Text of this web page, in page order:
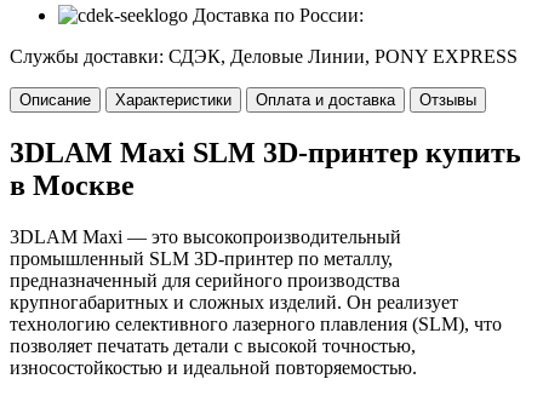
Доставка по России:
Службы доставки: СДЭК, Деловые Линии, PONY EXPRESS
Описание Характеристики Оплата и доставка Отзывы
3DLAM Maxi SLM 3D-принтер купить
в Москве
3DLAM Maxi — это высокопроизводительный
промышленный SLM 3D-принтер по металлу,
предназначенный для серийного производства
крупногабаритных и сложных изделий. Он реализует
технологию селективного лазерного плавления (SLM), что
позволяет печатать детали с высокой точностью,
износостойкостью и идеальной повторяемостью.